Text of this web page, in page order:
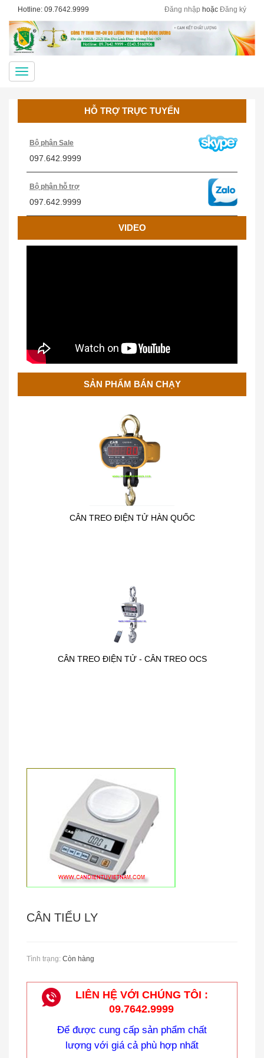
Hotline: 09.7642.9999 Đăng nhập hoặc Đăng ký
Menu
HỖ TRỢ TRỰC TUYẾN
Bộ phận Sale
097.642.9999
Bộ phận hỗ trợ
097.642.9999
VIDEO
SẢN PHẨM BÁN CHẠY
CÂN TREO ĐIỆN TỬ HÀN QUỐC
CÂN TREO ĐIỆN TỬ - CÂN TREO OCS
CÂN TREO METTLER - TOLEDO
Cân Treo Điện Tử OCS
CÂN TIỂU LY
Tình trạng: Còn hàng
LIÊN HỆ VỚI CHÚNG TÔI :
09.7642.9999
Để được cung cấp sản phẩm chất
lượng với giá cả phù hợp nhất